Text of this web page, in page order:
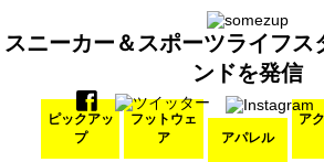
スニーカー＆スポーツライフス
ンドを発信
ピックアッ
プ
フットウェ
ア
アパレル
ア